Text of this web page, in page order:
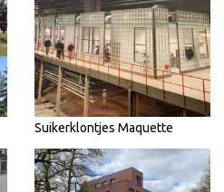
Suikerklontjes Maquette